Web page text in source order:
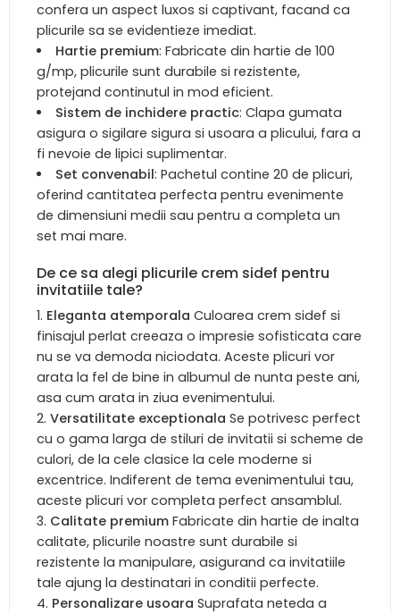
confera un aspect luxos si captivant, facand ca
plicurile sa se evidentieze imediat.
Hartie premium: Fabricate din hartie de 100
g/mp, plicurile sunt durabile si rezistente,
protejand continutul in mod eficient.
Sistem de inchidere practic: Clapa gumata
asigura o sigilare sigura si usoara a plicului, fara a
fi nevoie de lipici suplimentar.
Set convenabil: Pachetul contine 20 de plicuri,
oferind cantitatea perfecta pentru evenimente
de dimensiuni medii sau pentru a completa un
set mai mare.
De ce sa alegi plicurile crem sidef pentru
invitatiile tale?
Eleganta atemporala Culoarea crem sidef si
finisajul perlat creeaza o impresie sofisticata care
nu se va demoda niciodata. Aceste plicuri vor
arata la fel de bine in albumul de nunta peste ani,
asa cum arata in ziua evenimentului.
Versatilitate exceptionala Se potrivesc perfect
cu o gama larga de stiluri de invitatii si scheme de
culori, de la cele clasice la cele moderne si
excentrice. Indiferent de tema evenimentului tau,
aceste plicuri vor completa perfect ansamblul.
Calitate premium Fabricate din hartie de inalta
calitate, plicurile noastre sunt durabile si
rezistente la manipulare, asigurand ca invitatiile
tale ajung la destinatari in conditii perfecte.
Personalizare usoara Suprafata neteda a